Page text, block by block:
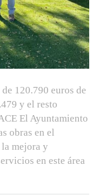
120.790 euros de
y el resto
El Ayuntamiento
obras en el
mejora y
en este área